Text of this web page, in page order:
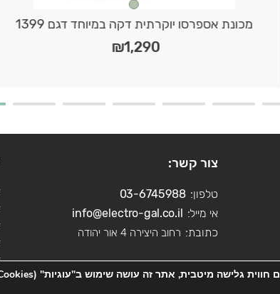
מכונת אספרסו יוקרתית דקה במיוחד דגם 1399
₪1,290
צור קשר:
טלפון: 03-6745988
אי מייל: info@electro-gal.co.il
כתובת: רחוב היצירה 4 אור יהודה